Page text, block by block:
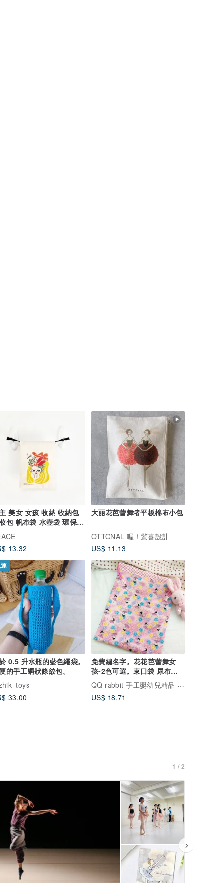
美女 女孩 收納 收納包
包 帆布袋 水壺袋 環保袋
13.32
大丽花芭蕾舞者平板棉布小包
OTTONAL 喔！驚喜設計
US$ 11.13
0.5 升水瓶的藍色繩袋。
的手工網狀條紋包。
33.00
免費繡名字。花花芭蕾舞女
孩-2色可選。束口袋 尿布袋
QQ rabbit 手工嬰幼兒精品 彌月禮盒
US$ 18.71
1 / 2